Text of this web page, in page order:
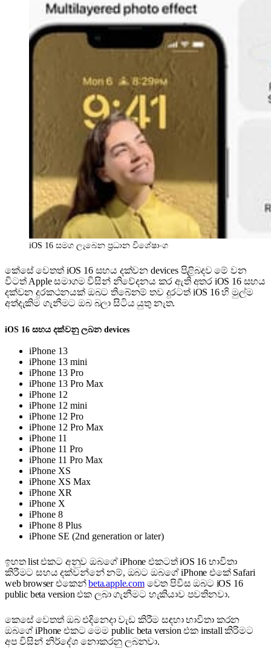
iOS 16 සමග ලැබෙන ප්‍රධාන විශේෂාංග
කේසේ වෙතත් iOS 16 සහය දක්වන devices පිළිබදව මේ වන
විටත් Apple සමාගම විසින් නිවේදනය කර ඇති අතර iOS 16 සහය
දක්වන දුරකථනයක් ඔබට තිබේනම් තව දුරටත් iOS 16 හි මුල්ම
අත්දැකිම ගැනීමට ඔබ බලා සිටිය යුතු නැත.
iOS 16 සහය දක්වනු ලබන devices
iPhone 13
iPhone 13 mini
iPhone 13 Pro
iPhone 13 Pro Max
iPhone 12
iPhone 12 mini
iPhone 12 Pro
iPhone 12 Pro Max
iPhone 11
iPhone 11 Pro
iPhone 11 Pro Max
iPhone XS
iPhone XS Max
iPhone XR
iPhone X
iPhone 8
iPhone 8 Plus
iPhone SE (2nd generation or later)
ඉහත list එකට අනුව ඔබගේ iPhone එකටත් iOS 16 භාවිතා
කිරීමට සහය දක්වන්නේ නම්, ඔබට ඔබගේ iPhone එකේ Safari
web browser එකෙන්beta.apple.comවෙත පිවිස ඔබට iOS 16
public beta version එක ලබා ගැනීමට හැකියාව පවතිනවා.
කෙසේ වෙතත් ඔබ එදිනෙදා වැඩ කිරීම සඳහා භාවිතා කරන
ඔබගේ iPhone එකට මෙම public beta version එක install කිරිමට
අප විසින් නිර්දේශ නොකරනු ලබනවා.